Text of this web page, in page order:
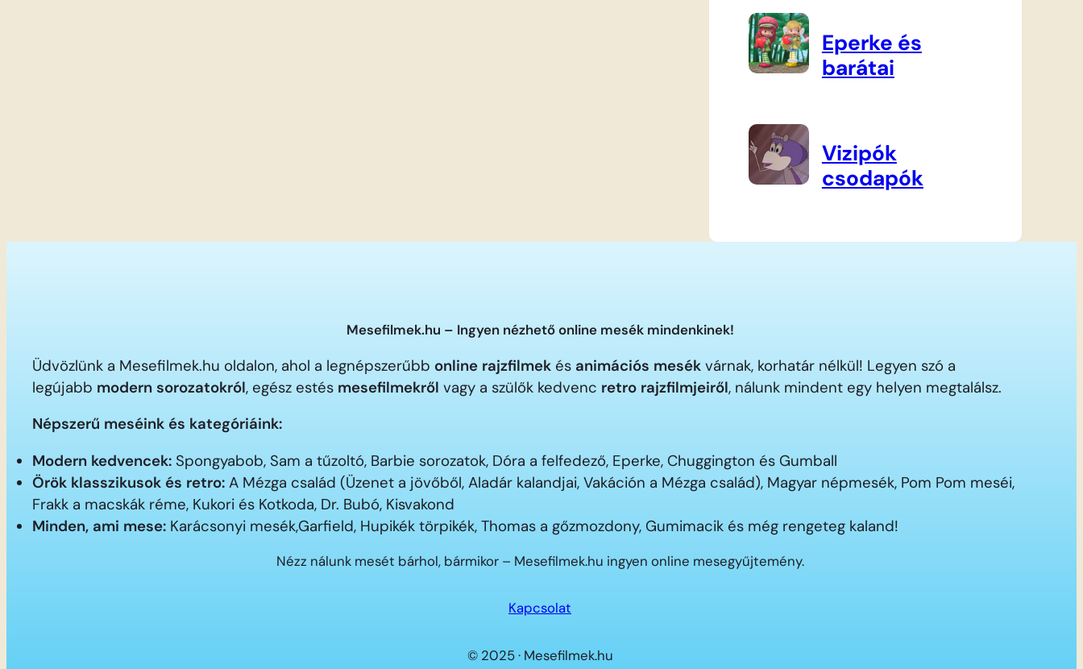
Eperke és
barátai
Vizipók
csodapók
Mesefilmek.hu – Ingyen nézhető online mesék mindenkinek!
Üdvözlünk a Mesefilmek.hu oldalon, ahol a legnépszerűbb online rajzfilmek és animációs mesék várnak, korhatár nélkül! Legyen szó a
legújabb modern sorozatokról, egész estés mesefilmekről vagy a szülők kedvenc retro rajzfilmjeiről, nálunk mindent egy helyen megtalálsz.
Népszerű meséink és kategóriáink:
Modern kedvencek: Spongyabob, Sam a tűzoltó, Barbie sorozatok, Dóra a felfedező, Eperke, Chuggington és Gumball
Örök klasszikusok és retro: A Mézga család (Üzenet a jövőből, Aladár kalandjai, Vakáción a Mézga család), Magyar népmesék, Pom Pom meséi,
Frakk a macskák réme, Kukori és Kotkoda, Dr. Bubó, Kisvakond
Minden, ami mese: Karácsonyi mesék,Garfield, Hupikék törpikék, Thomas a gőzmozdony, Gumimacik és még rengeteg kaland!
Nézz nálunk mesét bárhol, bármikor – Mesefilmek.hu ingyen online mesegyűjtemény.
Kapcsolat
© 2025 · Mesefilmek.hu